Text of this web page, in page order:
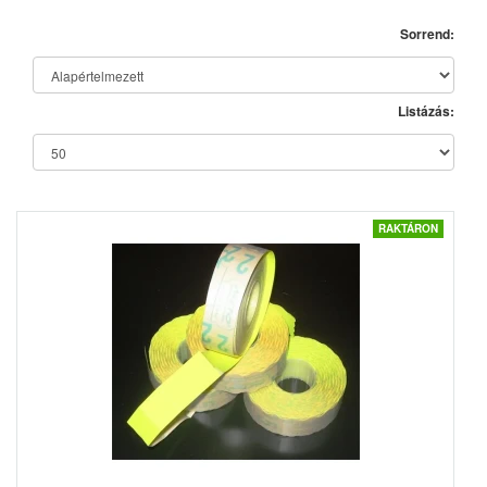
Sorrend:
Listázás:
RAKTÁRON